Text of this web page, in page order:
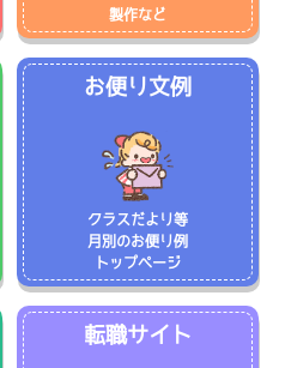
製作など
お便り文例
クラスだより等
月別のお便り例
トップページ
転職サイト